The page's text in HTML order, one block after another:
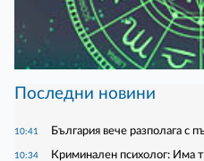
Последни новини
10:41 България вече разполага с
10:34
Криминален психолог: Има